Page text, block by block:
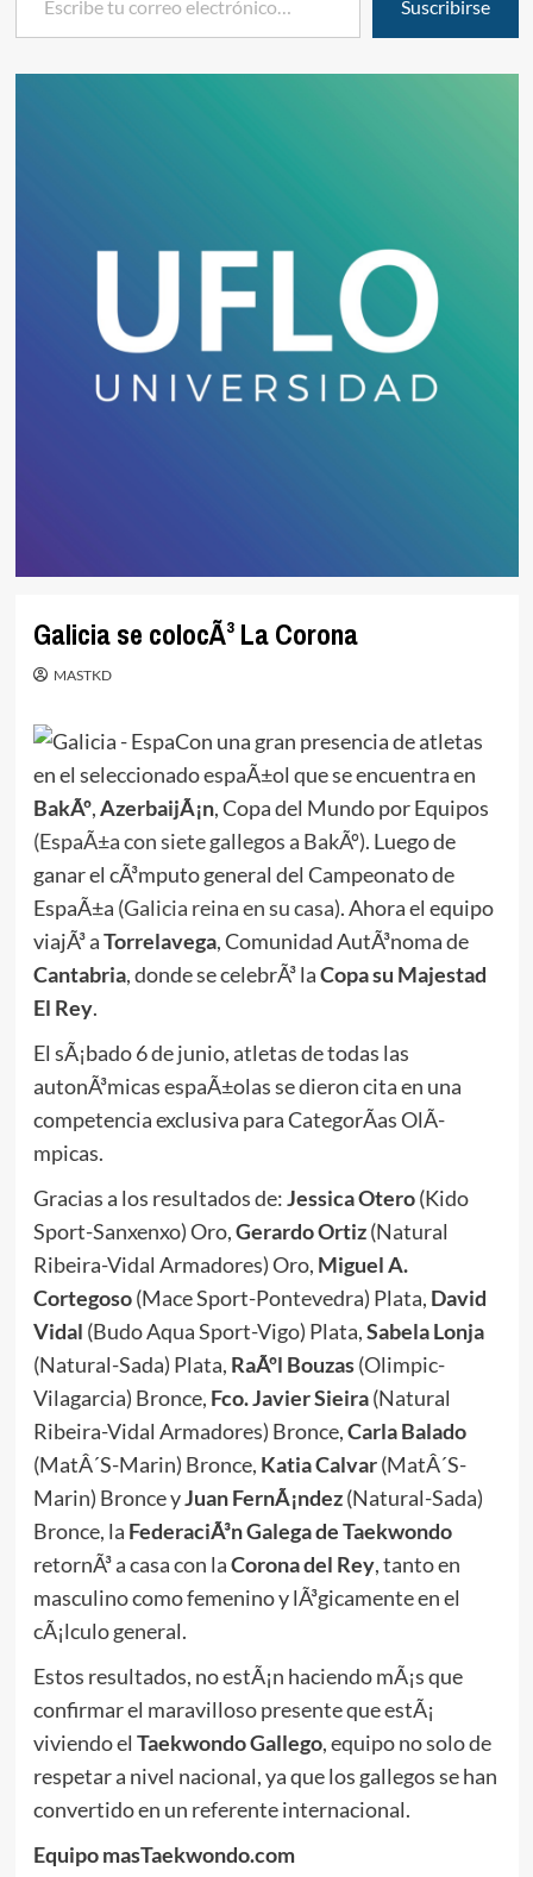
Galicia se colocÃ³ La Corona
MASTKD
Con una gran presencia de atletas
en el seleccionado espaÃ±ol que se encuentra en
BakÃº,AzerbaijÃ¡n, Copa del Mundo por Equipos
(EspaÃ±a con siete gallegos a BakÃº). Luego de
ganar el cÃ³mputo general del Campeonato de
EspaÃ±a (Galicia reina en su casa). Ahora el equipo
viajÃ³ aTorrelavega, Comunidad AutÃ³noma de
Cantabria, donde se celebrÃ³ laCopa su Majestad
El Rey.
El sÃ¡bado 6 de junio, atletas de todas las
autonÃ³micas espaÃ±olas se dieron cita en una
competencia exclusiva para CategorÃ­as OlÃ­
mpicas.
Gracias a los resultados de:Jessica Otero(Kido
Sport-Sanxenxo) Oro,Gerardo Ortiz(Natural
Ribeira-Vidal Armadores) Oro, Miguel A.
Cortegoso(Mace Sport-Pontevedra) Plata, David
Vidal (Budo Aqua Sport-Vigo) Plata,Sabela Lonja
(Natural-Sada) Plata, RaÃºl Bouzas(Olimpic-
Vilagarcia) Bronce, Fco. Javier Sieira(Natural
Ribeira-Vidal Armadores) Bronce,Carla Balado
(MatÂ´S-Marin) Bronce, Katia Calvar(MatÂ´S-
Marin) Bronce yJuan FernÃ¡ndez(Natural-Sada)
Bronce, la FederaciÃ³n Galega de Taekwondo
retornÃ³ a casa con laCorona del Rey, tanto en
masculino como femenino y lÃ³gicamente en el
cÃ¡lculo general.
Estos resultados, no estÃ¡n haciendo mÃ¡s que
confirmar el maravilloso presente que estÃ¡
viviendo el Taekwondo Gallego, equipo no solo de
respetar a nivel nacional, ya que los gallegos se han
convertido en un referente internacional.
Equipo masTaekwondo.com
Suscribirse